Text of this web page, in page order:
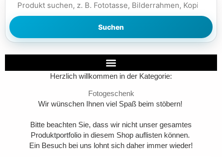
Suchen
Herzlich willkommen in der Kategorie:
Fotogeschenk
Wir wünschen Ihnen viel Spaß beim stöbern!
Bitte beachten Sie, dass wir nicht unser gesamtes
Produktportfolio in diesem Shop auflisten können.
Ein Besuch bei uns lohnt sich daher immer wieder!